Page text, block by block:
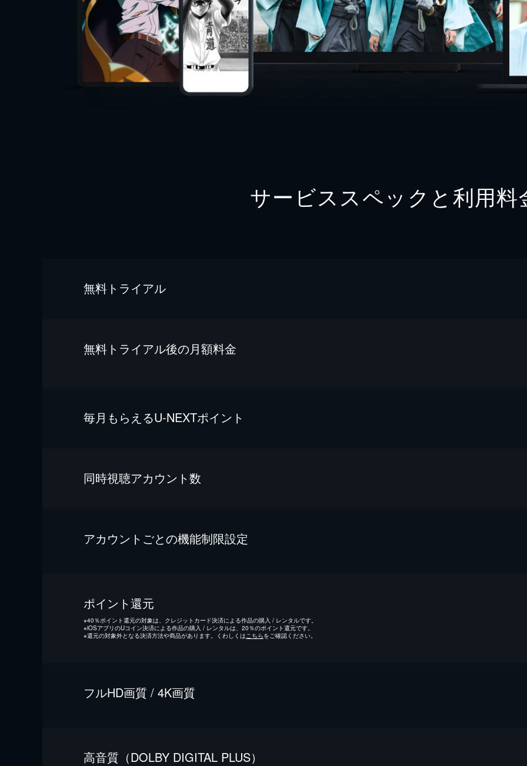
サービススペックと利用料
無料トライアル
無料トライアル後の⽉額料金
毎⽉もらえるU-NEXTポイント
同時視聴アカウント数
アカウントごとの機能制限設定
ポイント還元
※40％ポイント還元の対象は、クレジットカード決済による作品の購入 / レンタルです。
※iOSアプリのUコイン決済による作品の購入 / レンタルは、20％のポイント還元です。
※還元の対象外となる決済方法や商品があります。くわしくは こちらをご確認ください。
フルHD画質 / 4K画質
⾼⾳質（DOLBY DIGITAL PLUS）